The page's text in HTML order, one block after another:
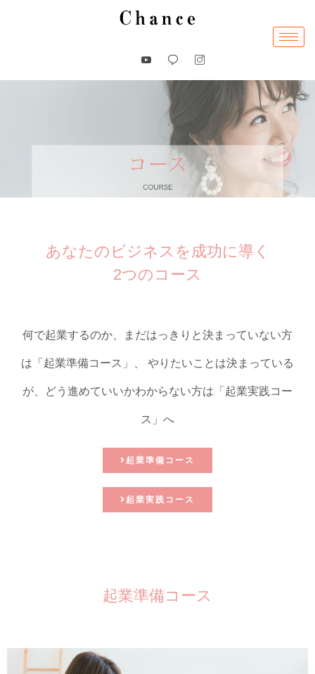
キ
あなたのビジネスを成功に導く
2つのコース
何で起業するのか、まだはっきりと決まっていない⽅
は「起業準備コース」、 やりたいことは決まっている
が、どう進めていいかわからない方は「起業実践コー
ス」へ
起業準備コース
起業実践コース
起業準備コース